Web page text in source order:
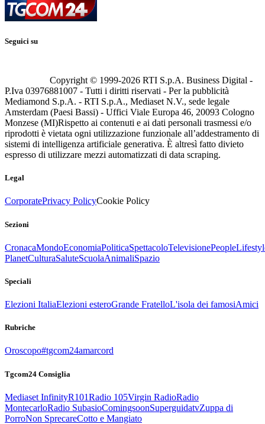
Seguici su
Copyright © 1999-2026 RTI S.p.A. Business Digital -
P.Iva 03976881007 - Tutti i diritti riservati - Per la pubblicità
Mediamond S.p.A. - RTI S.p.A., Mediaset N.V., sede legale
Amsterdam (Paesi Bassi) - Uffici Viale Europa 46, 20093 Cologno
Monzese (MI)Rispetto ai contenuti e ai dati personali trasmessi e/o
riprodotti è vietata ogni utilizzazione funzionale all’addestramento di
sistemi di intelligenza artificiale generativa. È altresì fatto divieto
espresso di utilizzare mezzi automatizzati di data scraping.
Legal
CorporatePrivacy PolicyCookie Policy
Sezioni
CronacaMondoEconomiaPoliticaSpettacoloTelevisionePeople
PlanetCulturaSaluteScuolaAnimaliSpazio
Speciali
Elezioni ItaliaElezioni esteroGrande FratelloL'isola dei famosiAmici
Rubriche
Oroscopo#tgcom24amarcord
Tgcom24 Consiglia
Mediaset InfinityR101Radio 105Virgin RadioRadio
MontecarloRadio SubasioComingsoonSuperguidatvZuppa di
PorroNon SprecareCotto e Mangiato